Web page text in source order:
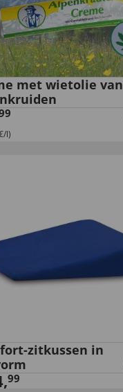
met wietolie van
l)
zitkussen in
,99